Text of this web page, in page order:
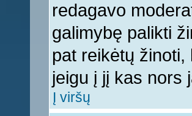
redagavo
galimybę palikti
pat reikėtų
jeigu į jį kas nors
Į viršų